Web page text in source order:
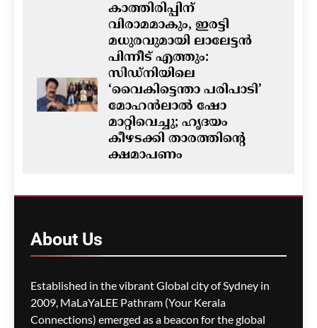
കാത്തിരിപ്പിന്
വിരാമമാകും, ഇരട്ടി
മധുരവുമായി ലാലേട്ടൻ
പിന്നീട് എത്തും:
സിഡ്നിയിലെ
‘വൈകിട്ടെന്താ പരിപാടി’
മോഹൻലാൽ ഷോ
മാറ്റിവെച്ചു; ഹൃദയം
കീഴടക്കി താരത്തിന്റെ
ക്ഷമാപണം
സർക്കാരിനെതിരെ
പ്രവാസികളിൽ ആശങ്ക
ഗീത ദാസ്‌ 12 hours ago 0
About Us
Established in the vibrant Global city of Sydney in
2009, MaLaYaLEE Pathram (Your Kerala
Connections) emerged as a beacon for the global